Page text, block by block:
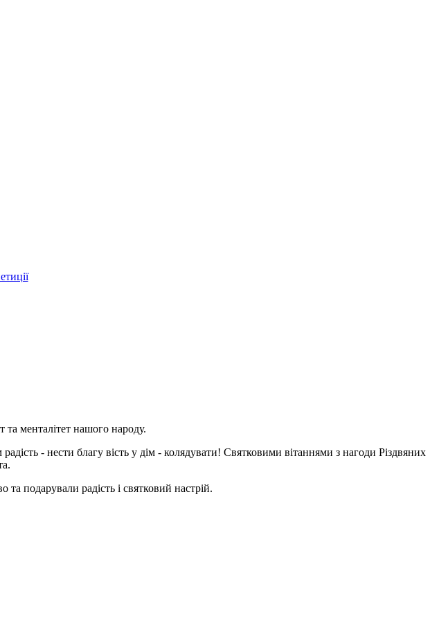
та менталітет нашого народу.
- нести благу вість у дім - колядувати! Святковими вітаннями з нагоди Різдвяних
подарували радість і святковий настрій.